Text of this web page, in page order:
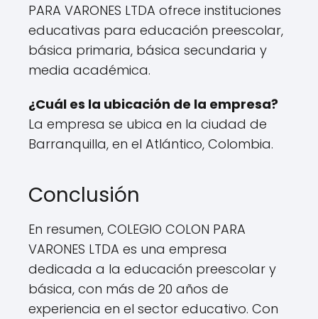
PARA VARONES LTDA ofrece instituciones
educativas para educación preescolar,
básica primaria, básica secundaria y
media académica.
¿Cuál es la ubicación de la empresa?
La empresa se ubica en la ciudad de
Barranquilla, en el Atlántico, Colombia.
Conclusión
En resumen, COLEGIO COLON PARA
VARONES LTDA es una empresa
dedicada a la educación preescolar y
básica, con más de 20 años de
experiencia en el sector educativo. Con